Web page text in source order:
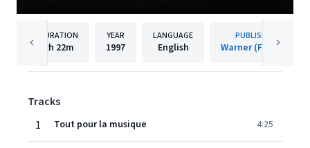
DURATION
2h 22m
YEAR
1997
LANGUAGE
English
PUBLISHER
Warner (France)
Tracks
1
Tout pour la musique 4:25